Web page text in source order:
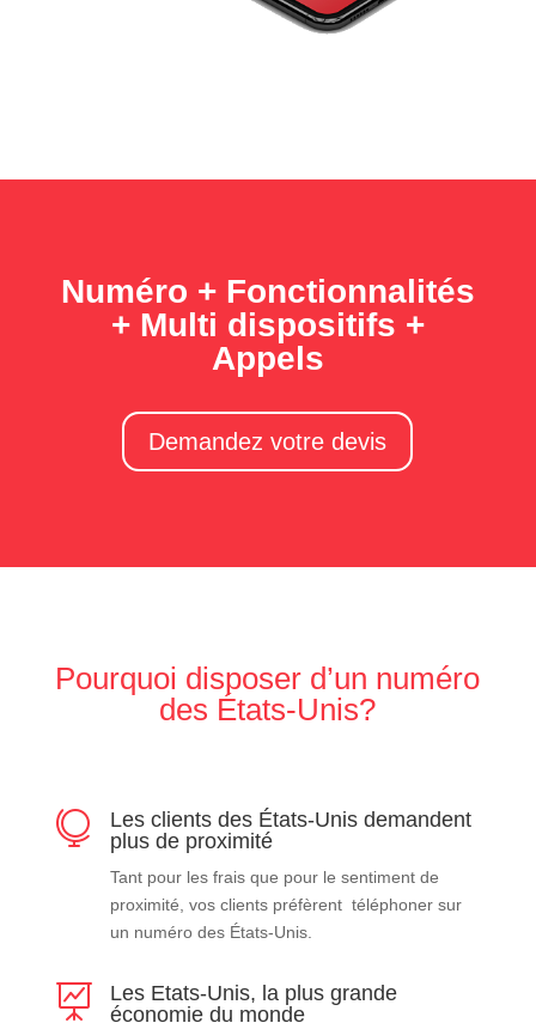
Numéro + Fonctionnalités
+ Multi dispositifs +
Appels
Demandez votre devis
Pourquoi disposer d’un numéro
des États-Unis?

Les clients des États-Unis demandent
plus de proximité
Tant pour les frais que pour le sentiment de
proximité, vos clients préfèrent téléphoner sur
un numéro des États-Unis.

Les Etats-Unis, la plus grande
économie du monde